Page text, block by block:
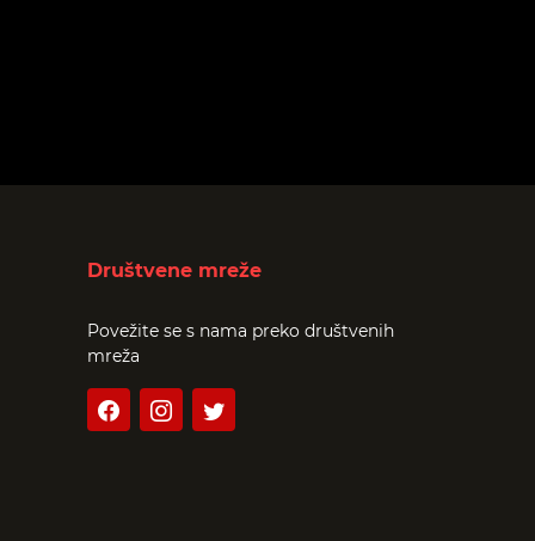
Društvene mreže
Povežite se s nama preko društvenih
mreža